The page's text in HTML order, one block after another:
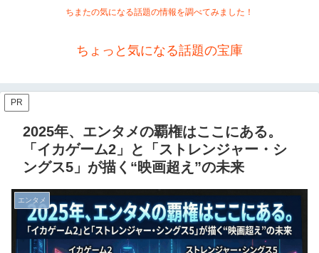
ちまたの気になる話題の情報を調べてみました！
ちょっと気になる話題の宝庫
PR
2025年、エンタメの覇権はここにある。
「イカゲーム2」と「ストレンジャー・シ
ングス5」が描く“映画超え”の未来
エンタメ